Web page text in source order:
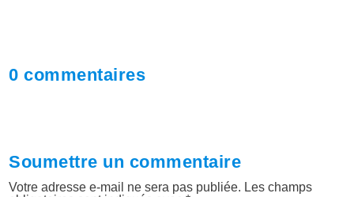
0 commentaires
Soumettre un commentaire
Votre adresse e-mail ne sera pas publiée. Les champs